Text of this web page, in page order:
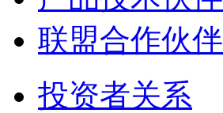
联盟合作伙伴
投资者关系